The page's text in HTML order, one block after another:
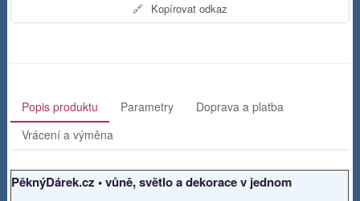
🔗 Kopírovat odkaz
Popis produktu Parametry
Doprava a platba
Vrácení a výměna
PěknýDárek.cz • vůně, světlo a dekorace v jednom